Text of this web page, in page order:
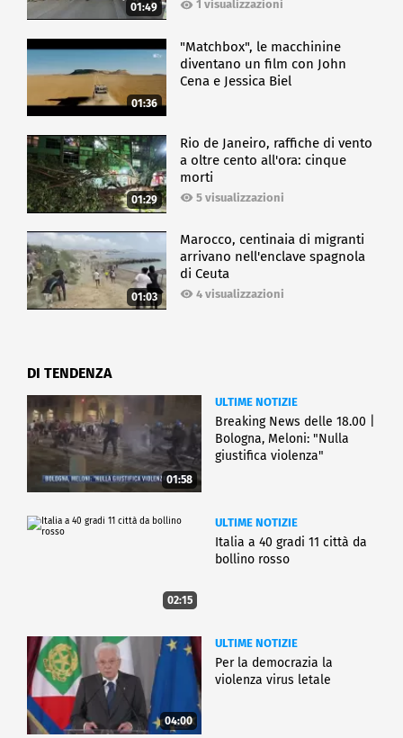
01:49 1 visualizzazioni
01:36
"Matchbox", le macchinine
diventano un film con John
Cena e Jessica Biel
01:29
Rio de Janeiro, raffiche di vento
a oltre cento all'ora: cinque
morti
5 visualizzazioni
01:03
Marocco, centinaia di migranti
arrivano nell'enclave spagnola
di Ceuta
4 visualizzazioni
DI TENDENZA
01:58
ULTIME NOTIZIE
Breaking News delle 18.00 |
Bologna, Meloni: "Nulla
giustifica violenza"
02:15
ULTIME NOTIZIE
Italia a 40 gradi 11 città da
bollino rosso
04:00
ULTIME NOTIZIE
Per la democrazia la
violenza virus letale